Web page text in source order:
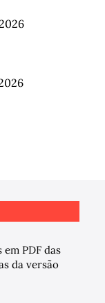
PDF das
da versão